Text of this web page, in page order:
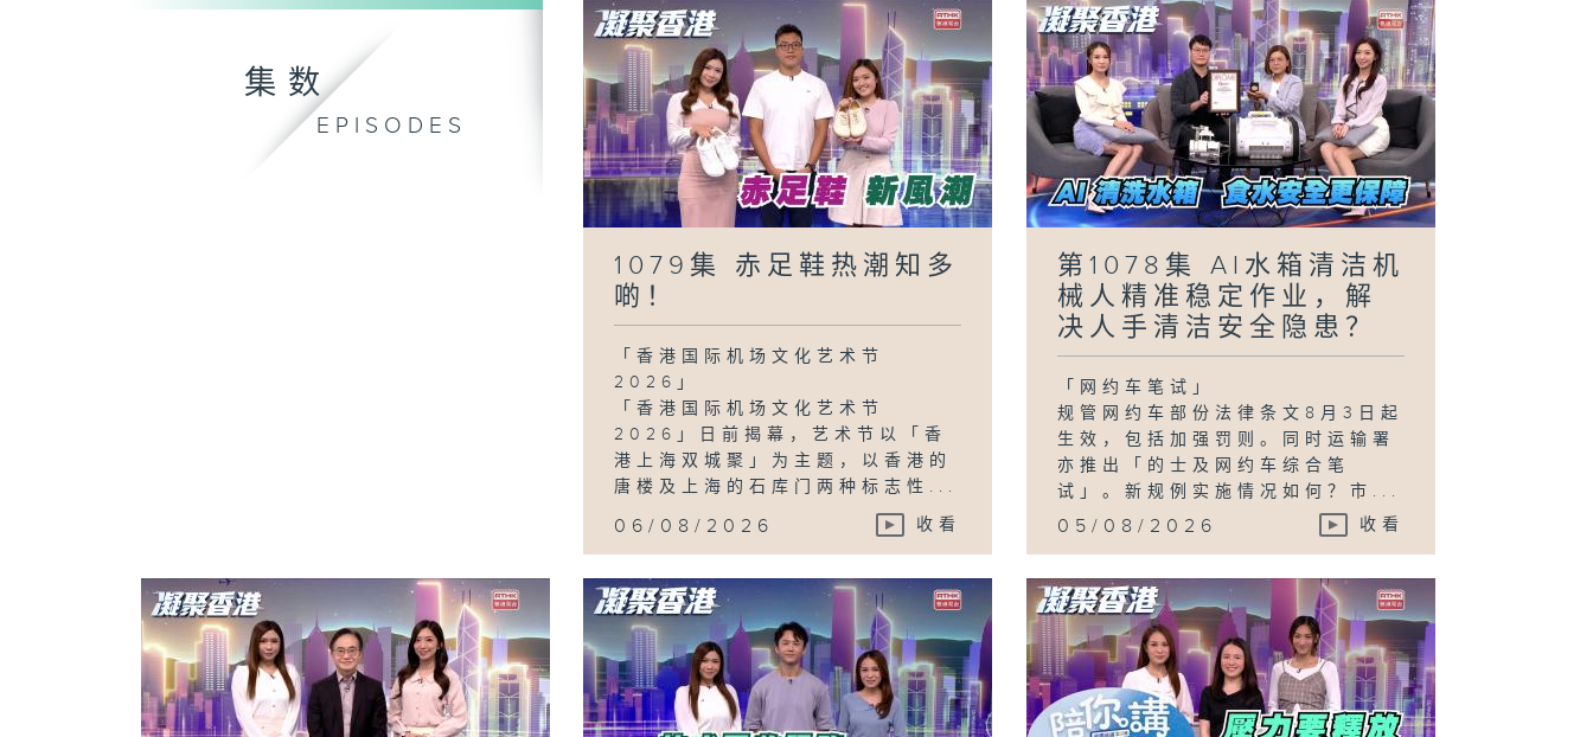
集数
EPISODES
1079集 赤足鞋热潮知多
啲！
「香港国际机场文化艺术节
2026」
「香港国际机场文化艺术节
2026」日前揭幕，艺术节以「香
港上海双城聚」为主题，以香港的
唐楼及上海的石库门两种标志性...
06/08/2026 收看
第1078集 AI水箱清洁机
械人精准稳定作业，解
决人手清洁安全隐患？
「网约车笔试」
规管网约车部份法律条文8月3日起
生效，包括加强罚则。同时运输署
亦推出「的士及网约车综合笔
试」。新规例实施情况如何？市...
05/08/2026 收看